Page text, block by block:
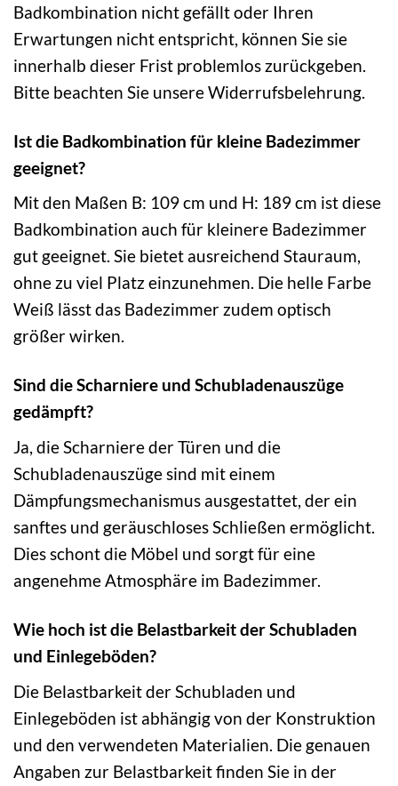
Badkombination nicht gefällt oder Ihren
Erwartungen nicht entspricht, können Sie sie
innerhalb dieser Frist problemlos zurückgeben.
Bitte beachten Sie unsere Widerrufsbelehrung.
Ist die Badkombination für kleine Badezimmer
geeignet?
Mit den Maßen B: 109 cm und H: 189 cm ist diese
Badkombination auch für kleinere Badezimmer
gut geeignet. Sie bietet ausreichend Stauraum,
ohne zu viel Platz einzunehmen. Die helle Farbe
Weiß lässt das Badezimmer zudem optisch
größer wirken.
Sind die Scharniere und Schubladenauszüge
gedämpft?
Ja, die Scharniere der Türen und die
Schubladenauszüge sind mit einem
Dämpfungsmechanismus ausgestattet, der ein
sanftes und geräuschloses Schließen ermöglicht.
Dies schont die Möbel und sorgt für eine
angenehme Atmosphäre im Badezimmer.
Wie hoch ist die Belastbarkeit der Schubladen
und Einlegeböden?
Die Belastbarkeit der Schubladen und
Einlegeböden ist abhängig von der Konstruktion
und den verwendeten Materialien. Die genauen
Angaben zur Belastbarkeit finden Sie in der